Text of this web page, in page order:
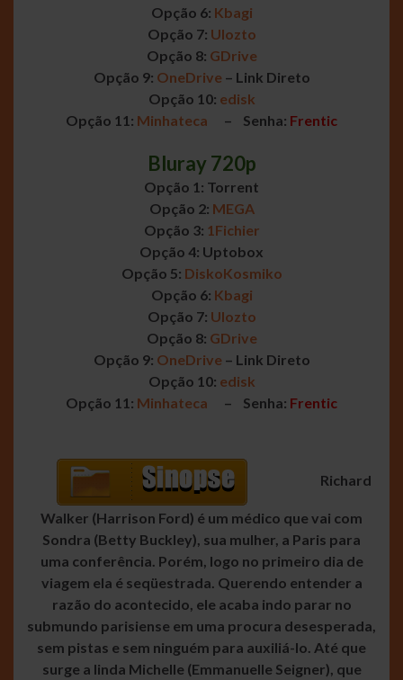
Opção 6: Kbagi
Opção 7: Ulozto
Opção 8: GDrive
Opção 9: OneDrive – Link Direto
Opção 10: edisk
Opção 11: Minhateca – Senha: Frentic
Bluray 720p
Opção 1: Torrent
Opção 2: MEGA
Opção 3: 1Fichier
Opção 4: Uptobox
Opção 5: DiskoKosmiko
Opção 6: Kbagi
Opção 7: Ulozto
Opção 8: GDrive
Opção 9: OneDrive – Link Direto
Opção 10: edisk
Opção 11: Minhateca – Senha: Frentic
Richard
Walker (Harrison Ford) é um médico que vai com
Sondra (Betty Buckley), sua mulher, a Paris para
uma conferência. Porém, logo no primeiro dia de
viagem ela é seqüestrada. Querendo entender a
razão do acontecido, ele acaba indo parar no
submundo parisiense em uma procura desesperada,
sem pistas e sem ninguém para auxiliá-lo. Até que
surge a linda Michelle (Emmanuelle Seigner), que